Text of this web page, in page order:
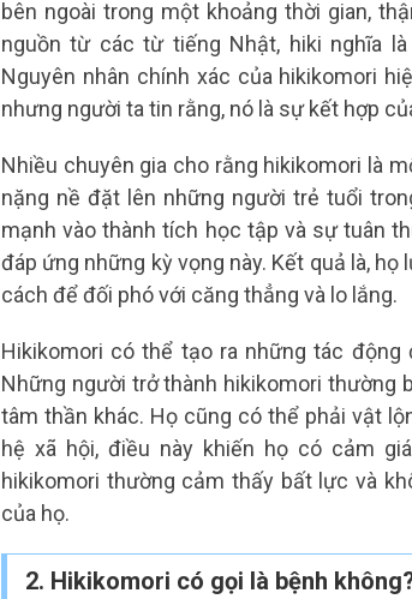
bên ngoài trong một khoảng thời gian,
nguồn từ các từ tiếng Nhật, hiki nghĩa là
Nguyên nhân chính xác của hikikomori
nhưng người ta tin rằng, nó là sự kết hợp
Nhiều chuyên gia cho rằng hikikomori là
nặng nề đặt lên những người trẻ tuổi
mạnh vào thành tích học tập và sự tuân
đáp ứng những kỳ vọng này. Kết quả là,
cách để đối phó với căng thẳng và lo lắng.
Hikikomori có thể tạo ra những tác
Những người trở thành hikikomori thường
tâm thần khác. Họ cũng có thể phải vật
hệ xã hội, điều này khiến họ có cảm
hikikomori thường cảm thấy bất lực và
của họ.
2. Hikikomori có gọi là bệnh